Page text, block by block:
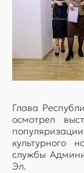
Глава
осмотрел
культурного
службы
Эл.